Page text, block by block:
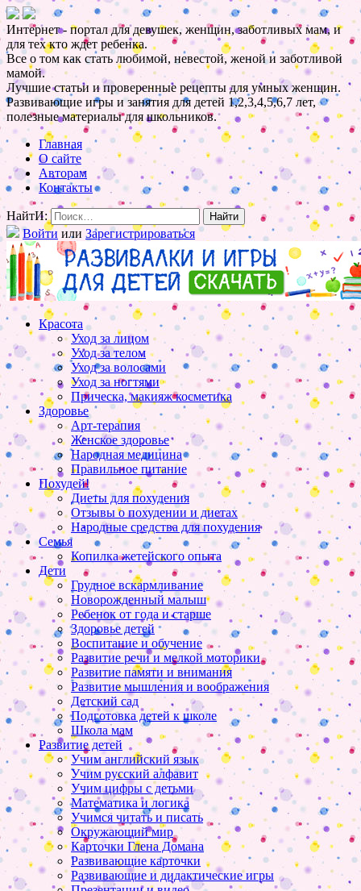
Интернет - портал для девушек, женщин, заботливых мам, и
для тех кто ждет ребенка.
Все о том как стать любимой, невестой, женой и заботливой
мамой.
Лучшие статьи и проверенные рецепты для умных женщин.
Развивающие игры и занятия для детей 1,2,3,4,5,6,7 лет,
полезные материалы для школьников.
Главная
О сайте
Авторам
Контакты
НайтИ:
Войти или Зарегистрироваться
Красота
Уход за лицом
Уход за телом
Уход за волосами
Уход за ногтями
Прическа, макияж косметика
Здоровье
Арт-терапия
Женское здоровье
Народная медицина
Правильное питание
Похудей!
Диеты для похудения
Отзывы о похудении и диетах
Народные средства для похудения
Семья
Копилка жетейского опыта
Дети
Грудное вскармливание
Новорожденный малыш
Ребенок от года и старше
Здоровье детей
Воспитание и обучение
Развитие речи и мелкой моторики
Развитие памяти и внимания
Развитие мышления и воображения
Детский сад
Подготовка детей к школе
Школа мам
Развитие детей
Учим английский язык
Учим русский алфавит
Учим цифры с детьми
Математика и логика
Учимся читать и писать
Окружающий мир
Карточки Глена Домана
Развивающие карточки
Развивающие и дидактические игры